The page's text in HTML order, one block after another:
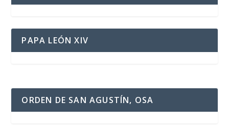
PAPA LEÓN XIV
ORDEN DE SAN AGUSTÍN, OSA